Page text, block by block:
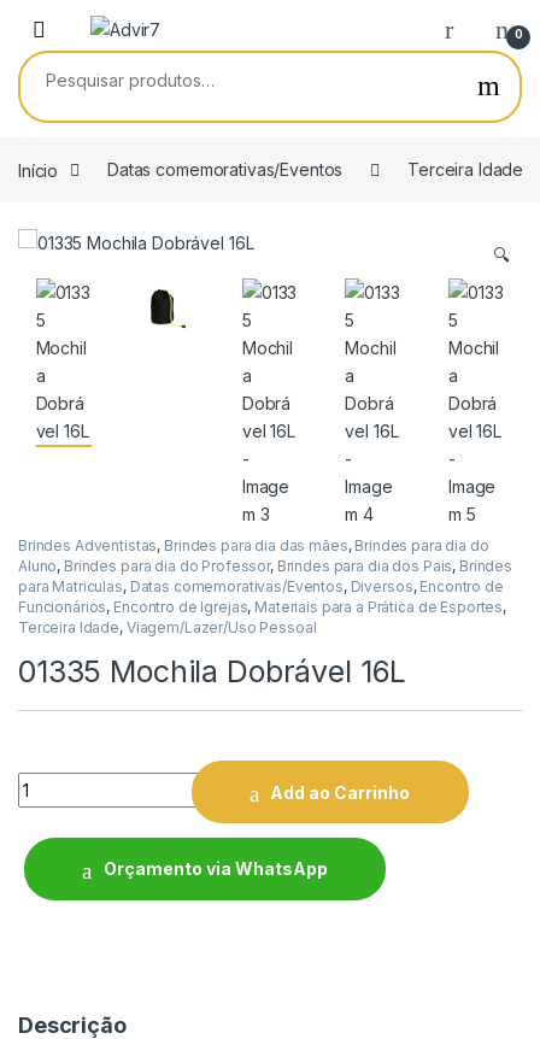
Skip to navigation
Skip to content
0
Pesquisar por:
Início Datas comemorativas/Eventos Terceira Idade
🔍
Brindes Adventistas, Brindes para dia das mães, Brindes para dia do
Aluno, Brindes para dia do Professor, Brindes para dia dos Pais, Brindes
para Matriculas, Datas comemorativas/Eventos, Diversos, Encontro de
Funcionários, Encontro de Igrejas, Materiais para a Prática de Esportes,
Terceira Idade, Viagem/Lazer/Uso Pessoal
01335 Mochila Dobrável 16L
Quantity
Add ao Carrinho
Orçamento via WhatsApp
Descrição